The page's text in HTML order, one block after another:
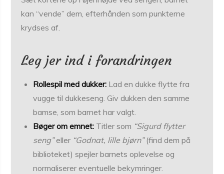
kan “vende” dem, efterhånden som punkterne
krydses af.
Leg jer ind i forandringen
Rollespil med dukker: Lad en dukke flytte fra
vugge til dukkeseng. Giv dukken den samme
bamse, som barnet har valgt.
Bøger om emnet: Titler som “Sigurd flytter
seng”eller “Godnat, lille bjørn”(find dem på
biblioteket) spejler barnets oplevelse og
normaliserer eventuelle bekymringer.